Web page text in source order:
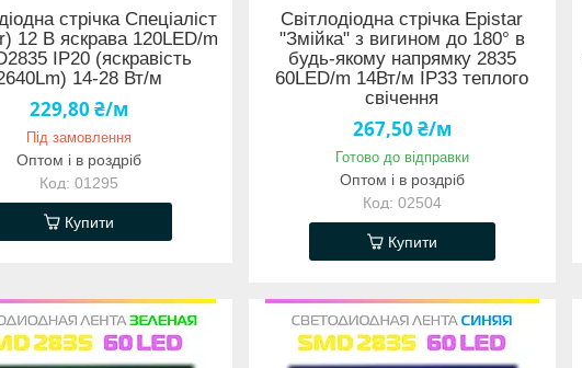
стрічка Спеціаліст
12 В яскрава 120LED/m
IP20 (яскравість
14-28 Вт/м
229,80 ₴/м
Під замовлення
Оптом і в роздріб
01295
Купити
Світлодіодна стрічка Epistar
"Змійка" з вигином до 180° в
будь-якому напрямку 2835
60LED/m 14Вт/м IP33 теплого
свічення
267,50 ₴/м
Готово до відправки
Оптом і в роздріб
02504
Купити